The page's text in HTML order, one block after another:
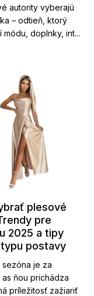
autority vyberajú
– odtieň, ktorý
módu, doplnky, int...
plesové
pre
2025 a tipy
postavy
sezóna je za
as ňou prichádza
príležitosť zažiariť